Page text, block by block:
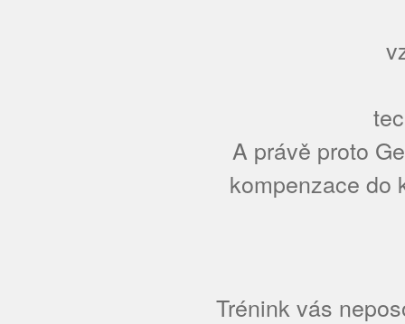
A právě proto
kompenzace do
Trénink vás